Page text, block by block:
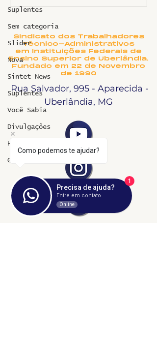
Suplentes
Sem categoria
Slider
Nova
Sintet News
Suplentes
Você Sabia
Divulgações
Hospitais e Saúde Pública
Greve
Sindicato dos Trabalhadores
Técnico-Administrativos
em Instituições Federais de
Ensino Superior de Uberlândia.
Fundado em 22 de Novembro
de 1990
Rua Salvador, 995 - Aparecida -
Uberlândia, MG
Como podemos te ajudar?
Precisa de ajuda?
Entre em contato.
Online
1